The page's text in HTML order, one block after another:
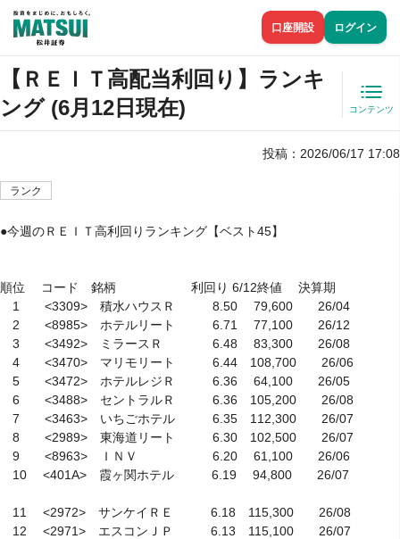
口座開設 ログイン
【ＲＥＩＴ高配当利回り】ランキ
ング (6月12日現在)
コンテンツ
投稿： 2026/06/17 17:08
ランク
●今週のＲＥＩＴ高利回りランキング【ベスト45】
順位　 コード　銘柄　　　　　　利回り 6/12終値　 決算期
1　　<3309>　積水ハウスＲ　　　8.50　 79,600　　26/04
2　　<8985>　ホテルリート　　　6.71　 77,100　　26/12
3　　<3492>　ミラースＲ　　　　6.48　 83,300　　26/08
4　　<3470>　マリモリート　　　6.44　108,700　　26/06
5　　<3472>　ホテルレジＲ　　　6.36　 64,100　　26/05
6　　<3488>　セントラルＲ　　　6.36　105,200　　26/08
7　　<3463>　いちごホテル　　　6.35　112,300　　26/07
8　　<2989>　東海道リート　　　6.30　102,500　　26/07
9　　<8963>　ＩＮＶ　　　　　　6.20　 61,100　　26/06
10　 <401A>　霞ヶ関ホテル　　　6.19　 94,800　　26/07
11　 <2972>　サンケイＲＥ　　　6.18　115,300　　26/08
12　 <2971>　エスコンＪＰ　　　6.13　115,100　　26/07